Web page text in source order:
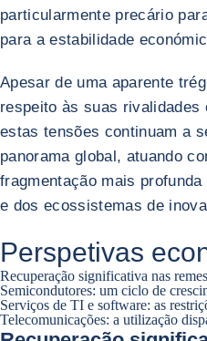
particularmente precário
para a estabilidade
Apesar de uma aparente
respeito às suas
estas tensões continuam a
panorama global, atuando
fragmentação mais
e dos ecossistemas de
Perspetivas
Recuperação significativa nas
Semicondutores: um ciclo de
Serviços de TI e software: as
Telecomunicações: a utilização